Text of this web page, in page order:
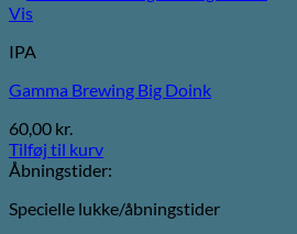
Vis
IPA
Gamma Brewing Big Doink
60,00 kr.
Tilføj til kurv
Åbningstider:
Specielle lukke/åbningstider